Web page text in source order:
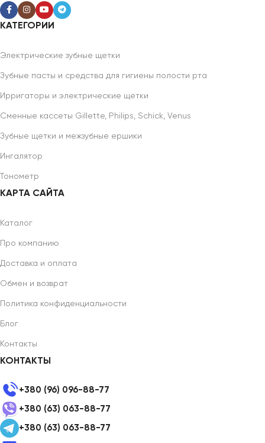
КАТЕГОРИИ
Электрические зубные щетки
Зубные пасты и средства для гигиены полости рта
Ирригаторы и электрические щетки
Сменные кассеты Gillette, Philips, Schick, Venus
Зубные щетки и межзубные ершики
Ингалятор
Тонометр
КАРТА САЙТА
Каталог
Про компанию
Доставка и оплата
Обмен и возврат
Политика конфиденциальности
Блог
Контакты
КОНТАКТЫ
+380 (96) 096-88-77
+380 (63) 063-88-77
+380 (63) 063-88-77